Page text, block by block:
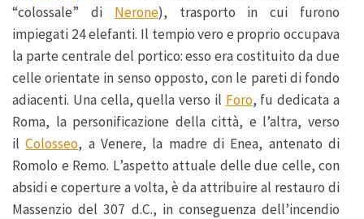
“colossale” di Nerone), trasporto in cui furono
impiegati 24 elefanti. Il tempio vero e proprio occupava
la parte centrale del portico: esso era costituito da due
celle orientate in senso opposto, con le pareti di fondo
adiacenti. Una cella, quella verso il Foro, fu dedicata a
Roma, la personificazione della città, e l’altra, verso
ilColosseo, a Venere, la madre di Enea, antenato di
Romolo e Remo. L’aspetto attuale delle due celle, con
absidi e coperture a volta, è da attribuire al restauro di
Massenzio del 307 d.C., in conseguenza dell’incendio